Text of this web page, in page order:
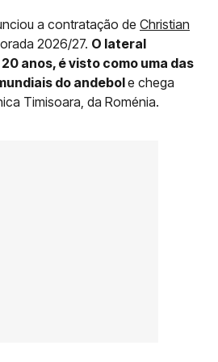
a contratação de Christian
2026/27. O lateral
anos, é visto como uma das
do andebole chega
Timisoara, da Roménia.